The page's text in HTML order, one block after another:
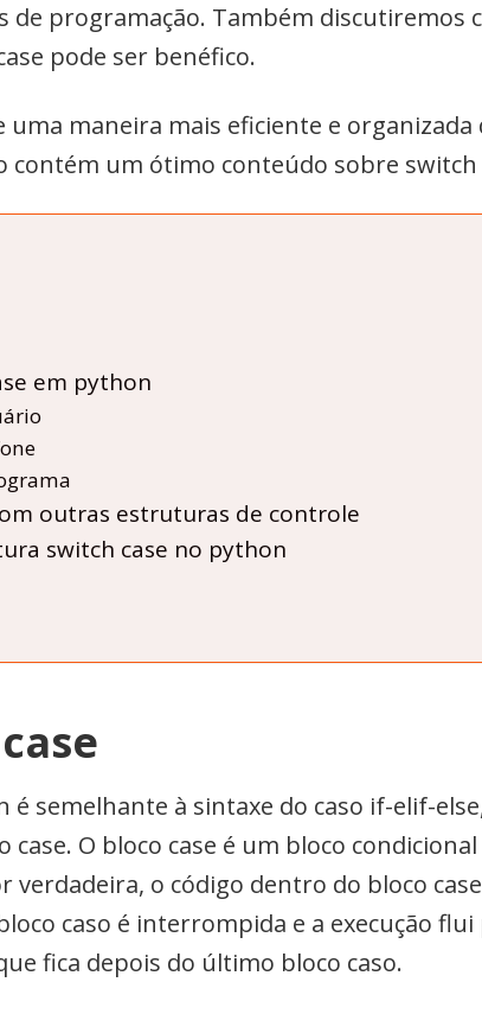
de programação. Também discutiremos
pode ser benéfico.
maneira mais eficiente e
contém um ótimo conteúdo sobre switch
em python
outras estruturas de controle
switch case no python
é semelhante à sintaxe do caso if-elif-
O bloco case é um bloco
verdadeira, o código dentro do bloco
caso é interrompida e a execução
fica depois do último bloco caso.